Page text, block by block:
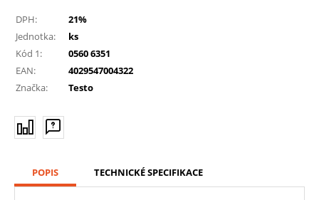
DPH:
21%
Jednotka:
ks
Kód 1:
0560 6351
EAN:
4029547004322
Značka:
Testo
POPIS TECHNICKÉ SPECIFIKACE